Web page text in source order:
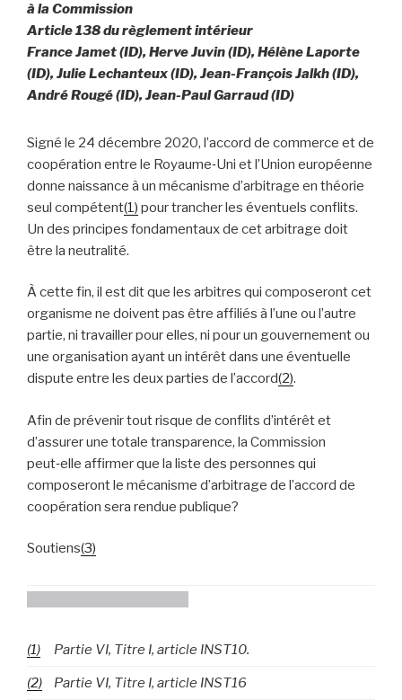
à la Commission
Article 138 du règlement intérieur
France Jamet (ID), Herve Juvin (ID), Hélène Laporte
(ID), Julie Lechanteux (ID), Jean-François Jalkh (ID),
André Rougé (ID), Jean-Paul Garraud (ID)
Signé le 24 décembre 2020, l’accord de commerce et de
coopération entre le Royaume‑Uni et l’Union européenne
donne naissance à un mécanisme d’arbitrage en théorie
seul compétent(1) pour trancher les éventuels conflits.
Un des principes fondamentaux de cet arbitrage doit
être la neutralité.
À cette fin, il est dit que les arbitres qui composeront cet
organisme ne doivent pas être affiliés à l’une ou l’autre
partie, ni travailler pour elles, ni pour un gouvernement ou
une organisation ayant un intérêt dans une éventuelle
dispute entre les deux parties de l’accord(2).
Afin de prévenir tout risque de conflits d’intérêt et
d’assurer une totale transparence, la Commission
peut‑elle affirmer que la liste des personnes qui
composeront le mécanisme d’arbitrage de l’accord de
coopération sera rendue publique?
Soutiens(3)
(1) Partie VI, Titre I, article INST10.
(2) Partie VI, Titre I, article INST16